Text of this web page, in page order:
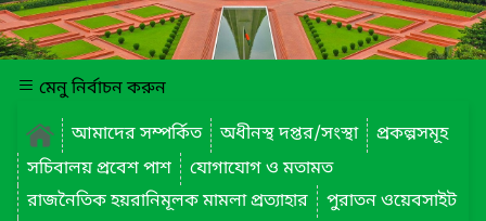
মেনু নির্বাচন করুন
আমাদের সম্পর্কিত
অধীনস্থ দপ্তর/সংস্থা
প্রকল্পসমূহ
সচিবালয় প্রবেশ পাশ
যোগাযোগ ও মতামত
রাজনৈতিক হয়রানিমূলক মামলা প্রত্যাহার
পুরাতন ওয়েবসাইট